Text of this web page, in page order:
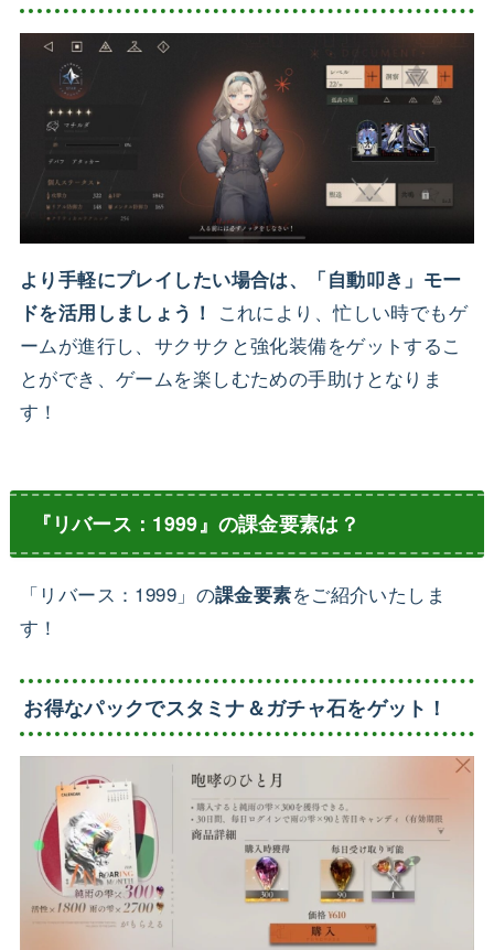
より手軽にプレイしたい場合は、「自動叩き」モー
ドを活用しましょう！
これにより、忙しい時でもゲ
ームが進行し、サクサクと強化装備をゲットするこ
とができ、ゲームを楽しむための手助けとなりま
す！
『リバース：1999』の課金要素は？
「リバース：1999」の課金要素をご紹介いたしま
す！
お得なパックでスタミナ＆ガチャ石をゲット！